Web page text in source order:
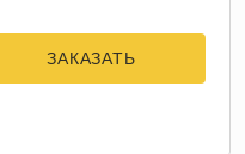
ЗАКАЗАТЬ